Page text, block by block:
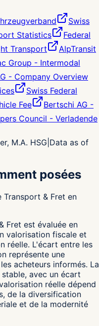
Swiss
Statistics
Federal
Transport
AlpTransit
Group - Intermodal
- Company Overview
Swiss Federal
Fee
Bertschi AG -
Council - Verladende
M.A. HSG Data as of
posées
Transport & Fret en
Fret est évaluée en
valorisation fiscale et
réelle. L'écart entre les
représente une
acheteurs informés. La
avec un écart
réelle dépend
de la diversification
et de la modernité